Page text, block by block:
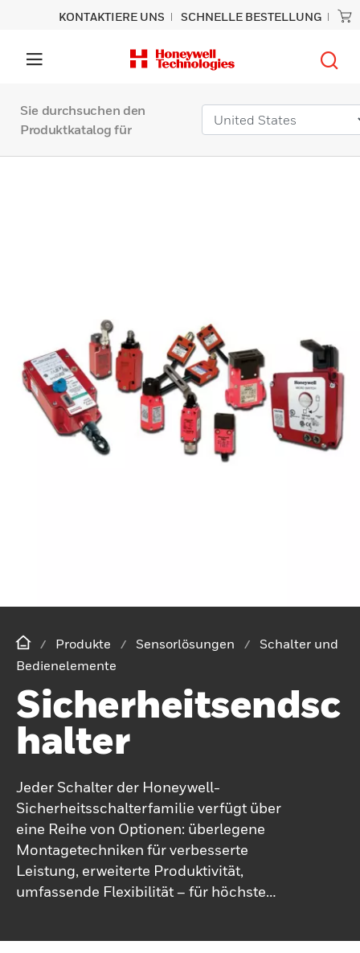
KONTAKTIERE UNS SCHNELLE BESTELLUNG
Sie durchsuchen den
Produktkatalog für
Produkte Sensorlösungen
Schalter und
Bedienelemente
Sicherheitsendsc
Halter
Jeder Schalter der Honeywell-
Sicherheitsschalterfamilie verfügt über
eine Reihe von Optionen: überlegene
Montagetechniken für verbesserte
Leistung, erweiterte Produktivität,
umfassende Flexibilität – für höchste